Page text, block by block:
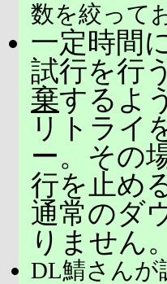
数を絞って
一定時間
試行を行
棄するよ
リトライ
ー。その
行を止め
通常のダ
りません。
DL鯖さんが